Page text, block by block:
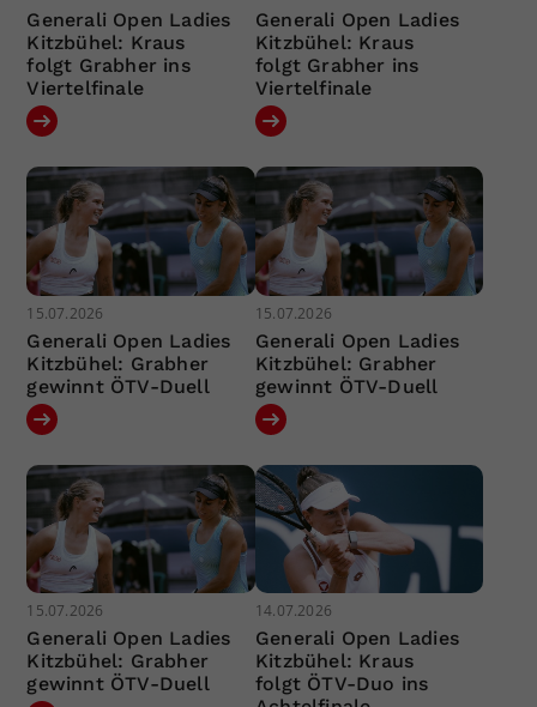
Generali Open Ladies
Kitzbühel: Kraus
folgt Grabher ins
Viertelfinale
Generali Open Ladies
Kitzbühel: Kraus
folgt Grabher ins
Viertelfinale
15.07.2026
Generali Open Ladies
Kitzbühel: Grabher
gewinnt ÖTV-Duell
15.07.2026
Generali Open Ladies
Kitzbühel: Grabher
gewinnt ÖTV-Duell
15.07.2026
Generali Open Ladies
Kitzbühel: Grabher
gewinnt ÖTV-Duell
14.07.2026
Generali Open Ladies
Kitzbühel: Kraus
folgt ÖTV-Duo ins